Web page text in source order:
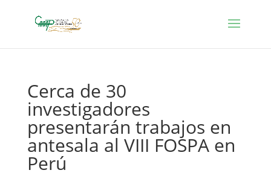
Cerca de 30
investigadores
presentarán trabajos en
antesala al VIII FOSPA en
Perú